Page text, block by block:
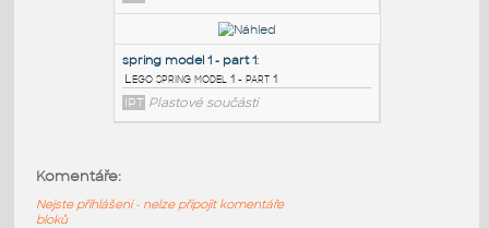
Fire_Extinguisher-Quell
Hasicí přístroj Quell
RFA Požární
IPT Plastové součásti
Komentáře:
Nejste přihlášeni - nelze připojit komentáře
bloků